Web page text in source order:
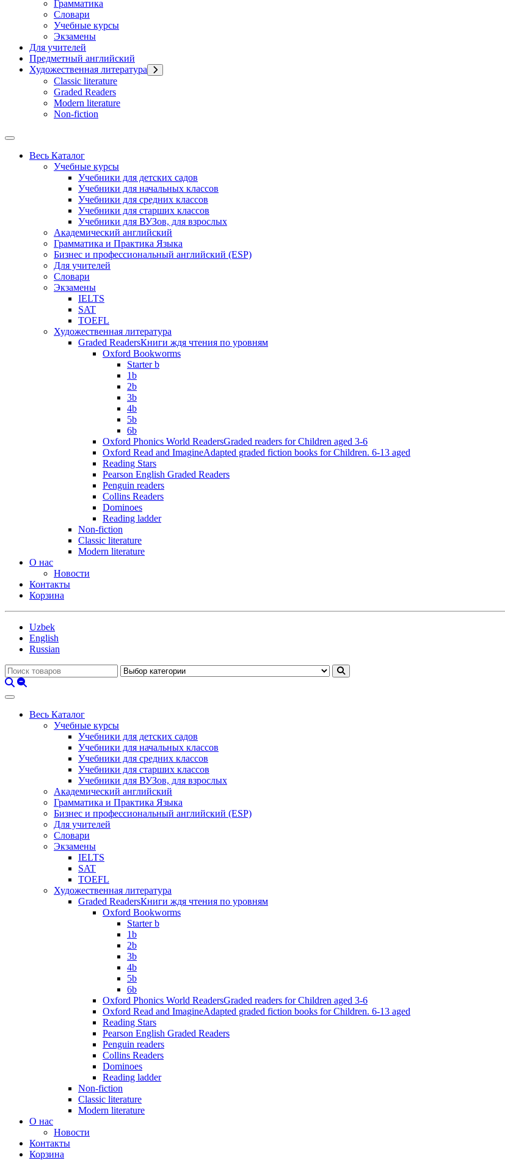
Грамматика
Словари
Учебные курсы
Экзамены
Для учителей
Предметный английский
Художественная литература
Classic literature
Graded Readers
Modern literature
Non-fiction
Весь Каталог
Учебные курсы
Учебники для детских садов
Учебники для начальных классов
Учебники для средних классов
Учебники для старших классов
Учебники для ВУЗов, для взрослых
Академический английский
Грамматика и Практика Языка
Бизнес и профессиональный английский (ESP)
Для учителей
Словари
Экзамены
IELTS
SAT
TOEFL
Художественная литература
Graded ReadersКниги ждя чтения по уровням
Oxford Bookworms
Starter b
1b
2b
3b
4b
5b
6b
Oxford Phonics World ReadersGraded readers for Children aged 3-6
Oxford Read and ImagineAdapted graded fiction books for Children. 6-13 aged
Reading Stars
Pearson English Graded Readers
Penguin readers
Collins Readers
Dominoes
Reading ladder
Non-fiction
Classic literature
Modern literature
О нас
Новости
Контакты
Корзина
Uzbek
English
Russian
Весь Каталог
Учебные курсы
Учебники для детских садов
Учебники для начальных классов
Учебники для средних классов
Учебники для старших классов
Учебники для ВУЗов, для взрослых
Академический английский
Грамматика и Практика Языка
Бизнес и профессиональный английский (ESP)
Для учителей
Словари
Экзамены
IELTS
SAT
TOEFL
Художественная литература
Graded ReadersКниги ждя чтения по уровням
Oxford Bookworms
Starter b
1b
2b
3b
4b
5b
6b
Oxford Phonics World ReadersGraded readers for Children aged 3-6
Oxford Read and ImagineAdapted graded fiction books for Children. 6-13 aged
Reading Stars
Pearson English Graded Readers
Penguin readers
Collins Readers
Dominoes
Reading ladder
Non-fiction
Classic literature
Modern literature
О нас
Новости
Контакты
Корзина